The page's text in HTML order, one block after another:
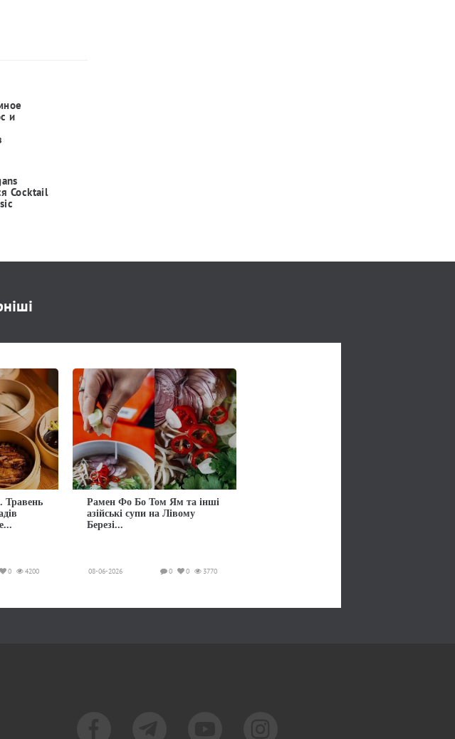
и
Cocktail
Травень
4200
0
Рамен Фо Бо Том Ям та інші
азійські супи на Лівому
Березі...
08-06-2026 3770
0
0